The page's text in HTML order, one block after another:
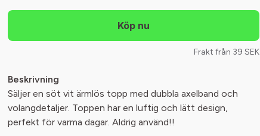
Frakt från 39 SEK
Beskrivning
Säljer en söt vit ärmlös topp med dubbla axelband och
volangdetaljer. Toppen har en luftig och lätt design,
perfekt för varma dagar. Aldrig använd!!